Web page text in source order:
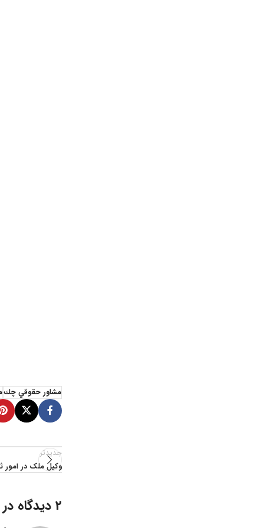
مشاور حقوقي چك
جدیدتر
وکیل ملک در امور
2 دیدگاه در “